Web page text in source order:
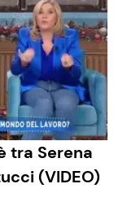
Facili e Veloci
Feste
per Bambini
tra Serena
(VIDEO)